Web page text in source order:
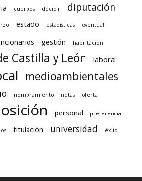
cuerpos decidir diputación
estado estadísticas eventual
gestión habilitación
Castilla y León laboral
medioambientales
nombramiento notas oferta
personal preferencia
titulación universidad éxito